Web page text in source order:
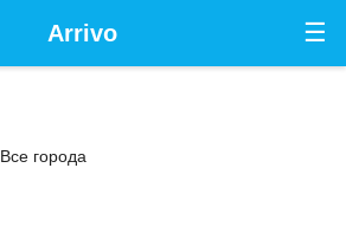
☰
Arrivo
Все города